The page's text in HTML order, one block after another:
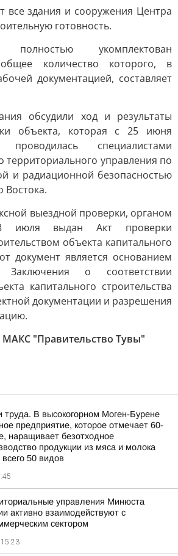
здания и сооружения Центра
готовность.
укомплектован
количество которого, в
документацией, составляет
обсудили ход и результаты
объекта, которая с 25 июня
специалистами
территориального управления по
и радиационной безопасностью
Востока.
выездной проверки, органом
8 июля выдан Акт проверки
объекта капитального
документ является основанием
о соответствии
капитального строительства
документации и разрешения
МАКС "Правительство Тувы"
труда. В высокогорном Моген-Бурене
предприятие, которое отмечает 60-
наращивает безотходное
продукции из мяса и молока
всего 50 видов
управления Минюста
активно взаимодействуют с
сектором
15:23